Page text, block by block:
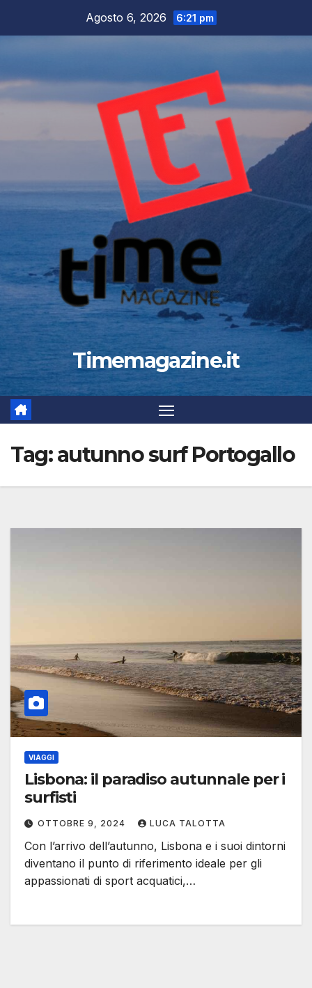
Agosto 6, 2026 6:21 pm
Timemagazine.it
Tag:autunno surf Portogallo
VIAGGI
Lisbona: il paradiso autunnale per i
surfisti
OTTOBRE 9, 2024 LUCA TALOTTA
Con l’arrivo dell’autunno, Lisbona e i suoi dintorni
diventano il punto di riferimento ideale per gli
appassionati di sport acquatici,…